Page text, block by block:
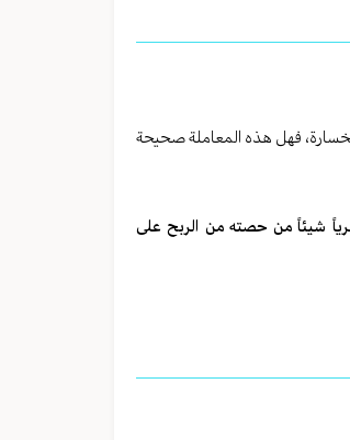
فهل هذه المعاملة صحيحة
شيئاً من حصته من الربح على